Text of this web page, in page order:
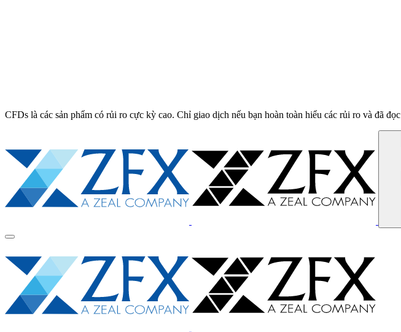
CFDs là các sản phẩm có rủi ro cực kỳ cao. Chỉ giao dịch nếu bạn hoàn toàn hiểu các rủi ro và đã đọc